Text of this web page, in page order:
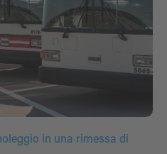
in una rimessa di